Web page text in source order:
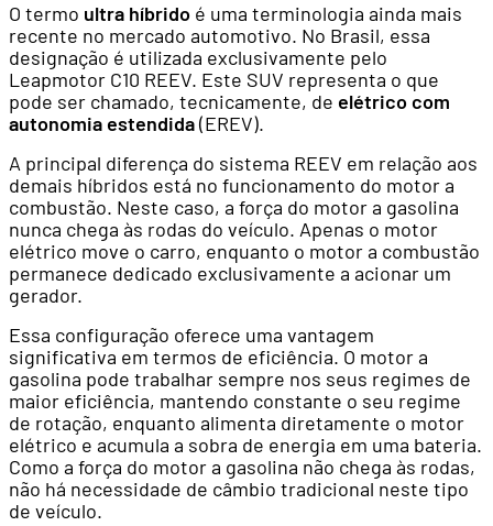
O termo ultra híbrido é uma terminologia ainda mais
recente no mercado automotivo. No Brasil, essa
designação é utilizada exclusivamente pelo
Leapmotor C10 REEV. Este SUV representa o que
pode ser chamado, tecnicamente, de elétrico com
autonomia estendida(EREV).
A principal diferença do sistema REEV em relação aos
demais híbridos está no funcionamento do motor a
combustão. Neste caso, a força do motor a gasolina
nunca chega às rodas do veículo. Apenas o motor
elétrico move o carro, enquanto o motor a combustão
permanece dedicado exclusivamente a acionar um
gerador.
Essa configuração oferece uma vantagem
significativa em termos de eficiência. O motor a
gasolina pode trabalhar sempre nos seus regimes de
maior eficiência, mantendo constante o seu regime
de rotação, enquanto alimenta diretamente o motor
elétrico e acumula a sobra de energia em uma bateria.
Como a força do motor a gasolina não chega às rodas,
não há necessidade de câmbio tradicional neste tipo
de veículo.